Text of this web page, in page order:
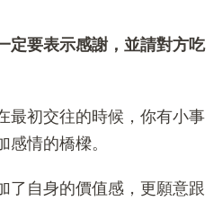
定要表示感謝，並請對方吃
最初交往的時候，你有小事
情的橋樑。
了自身的價值感，更願意跟